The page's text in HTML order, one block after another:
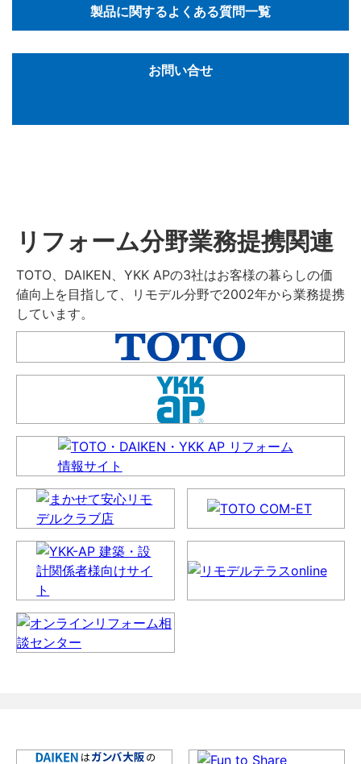
製品に関するよくある質問一覧
お問い合せ
リフォーム分野業務提携関連
TOTO、DAIKEN、YKK APの3社はお客様の暮らしの価
値向上を目指して、リモデル分野で2002年から業務提携
しています。